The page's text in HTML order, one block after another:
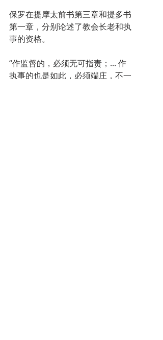
保罗在提摩太前书第三章和提多书
第一章，分别论述了教会长老和执
事的资格。
“作监督的，必须无可指责；... 作
执事的也是如此，必须端庄，不一